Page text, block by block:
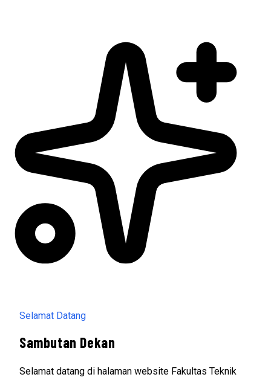
Selamat Datang
Sambutan Dekan
Selamat datang di halaman website Fakultas Teknik